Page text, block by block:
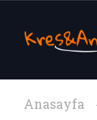
Anasayfa